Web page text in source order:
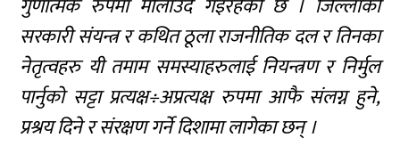
गुणात्मक रुपमा मौलाउँदै गइरहेको छ । जिल्लाको
सरकारी संयन्त्र र कथित ठूला राजनीतिक दल र तिनका
नेतृत्वहरु यी तमाम समस्याहरुलाई नियन्त्रण र निर्मुल
पार्नुको सट्टा प्रत्यक्ष÷अप्रत्यक्ष रुपमा आफै संलग्न हुने,
प्रश्रय दिने र संरक्षण गर्ने दिशामा लागेका छन् ।